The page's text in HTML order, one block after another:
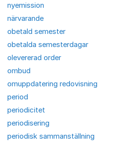
nyemission
närvarande
obetald semester
obetalda semesterdagar
olevererad order
ombud
omuppdatering redovisning
period
periodicitet
periodisering
periodisk sammanställning